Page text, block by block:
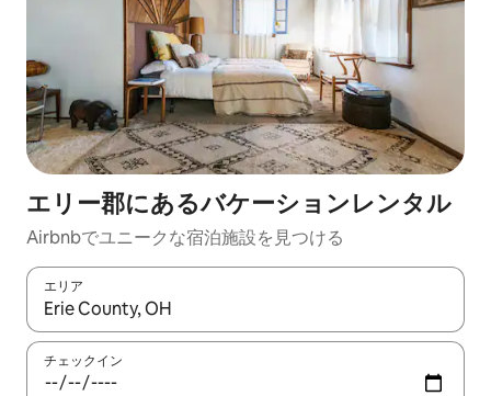
エリー郡にあるバケーションレンタル
Airbnbでユニークな宿泊施設を見つける
エリア
検索結果が表示されたら、上下の矢印キーを使って移動するか
チェックイン